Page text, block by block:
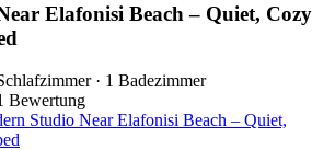
Elafonisi Beach – Quiet, Cozy
· 1 Badezimmer
Bewertung
Studio Near Elafonisi Beach – Quiet,